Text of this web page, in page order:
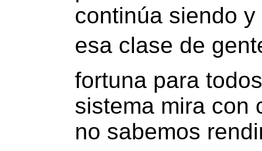
continúa siendo
esa clase de
fortuna para
sistema mira con
no sabemos